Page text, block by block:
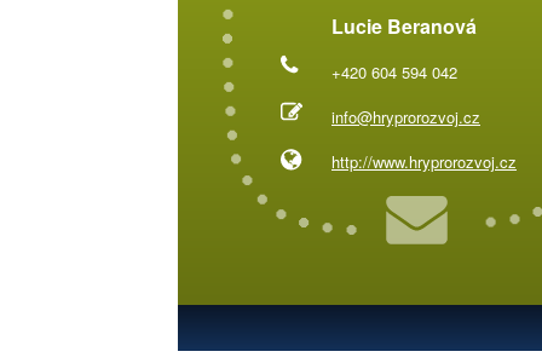
Lucie Beranová
+420 604 594 042
info@hryprorozvoj.cz
http://www.hryprorozvoj.cz